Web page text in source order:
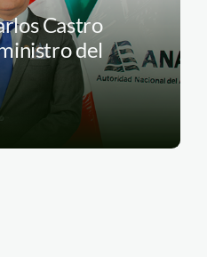
Castro
del